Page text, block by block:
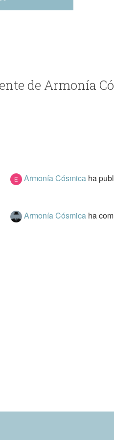
de Armonía
Armonía Cósmica ha
Armonía Cósmicaha